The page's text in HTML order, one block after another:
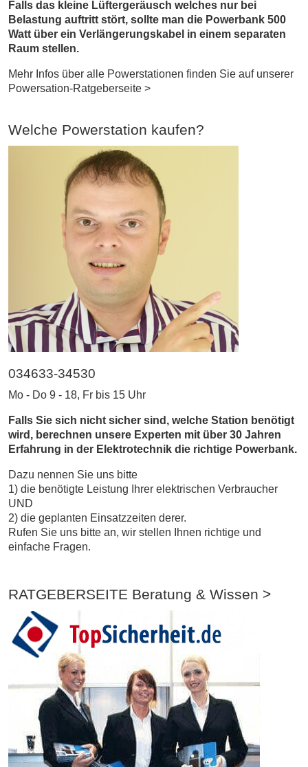
Falls das kleine Lüftergeräusch welches nur bei
Belastung auftritt stört, sollte man die Powerbank 500
Watt über ein Verlängerungskabel in einem separaten
Raum stellen.
Mehr Infos über alle Powerstationen finden Sie auf unserer
Powersation-Ratgeberseite >
Welche Powerstation kaufen?
034633-34530
Mo - Do 9 - 18, Fr bis 15 Uhr
Falls Sie sich nicht sicher sind, welche Station benötigt
wird, berechnen unsere Experten mit über 30 Jahren
Erfahrung in der Elektrotechnik die richtige Powerbank.
Dazu nennen Sie uns bitte
1) die benötigte Leistung Ihrer elektrischen Verbraucher
UND
2) die geplanten Einsatzzeiten derer.
Rufen Sie uns bitte an, wir stellen Ihnen richtige und
einfache Fragen.
RATGEBERSEITE Beratung & Wissen >